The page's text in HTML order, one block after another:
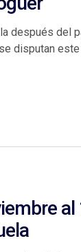
después del
disputan este